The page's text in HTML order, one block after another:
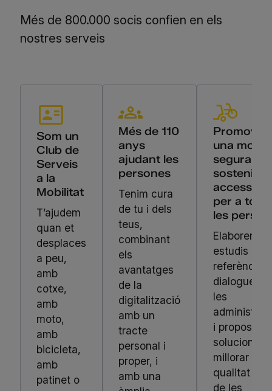
Més de 800.000 socis confien en els
nostres serveis
Som un
Club de
Serveis
a la
Mobilitat
T’ajudem
quan et
desplaces
a peu,
amb
cotxe,
amb
moto,
amb
bicicleta,
amb
patinet o
Més de 110
anys
ajudant les
persones
Tenim cura
de tu i dels
teus,
combinant
els
avantatges
de la
digitalització
amb un
tracte
personal i
proper, i
amb una
una
segura,
sostenible
accessible
per a
les
Elaborem
estudis de
referència,
dialoguem
les
i proposem
solucions
millorar la
qualitat de
de les